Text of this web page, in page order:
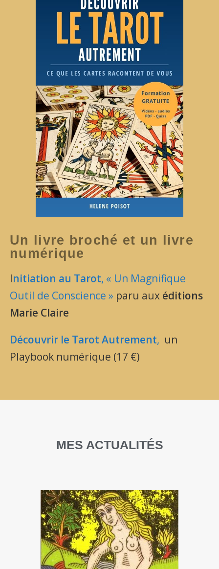
Un livre broché et un livre
numérique
Initiation au Tarot, « Un Magnifique
Outil de Conscience » paru aux éditions
Marie Claire
Découvrir le Tarot Autrement, un
Playbook numérique (17 €)
MES ACTUALITÉS